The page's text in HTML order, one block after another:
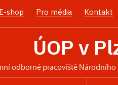
E-shop Pro média Kontakt
ÚOP v
odborné pracoviště